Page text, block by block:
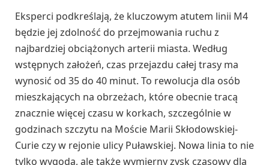
Eksperci podkreślają, że kluczowym atutem linii M4
będzie jej zdolność do przejmowania ruchu z
najbardziej obciążonych arterii miasta. Według
wstępnych założeń, czas przejazdu całej trasy ma
wynosić od 35 do 40 minut. To rewolucja dla osób
mieszkających na obrzeżach, które obecnie tracą
znacznie więcej czasu w korkach, szczególnie w
godzinach szczytu na Moście Marii Skłodowskiej-
Curie czy w rejonie ulicy Puławskiej. Nowa linia to nie
tylko wygoda, ale także wymierny zysk czasowy dla